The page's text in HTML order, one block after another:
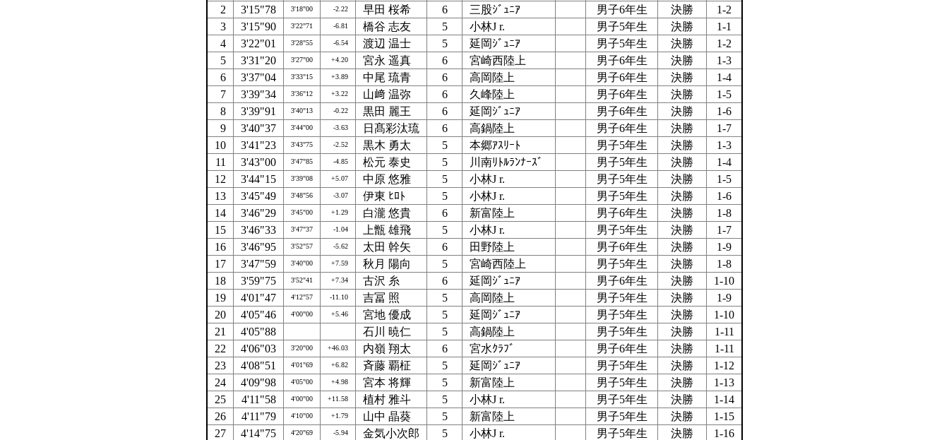
2
3'15"78 3'18"00 -2.22 早田 桜希 6 三股ｼﾞｭﾆｱ 男子6年生 決勝
1-2
3
3'15"90 3'22"71 -6.81 橋谷 志友 5 小林J r. 男子5年生 決勝
1-1
4
3'22"01 3'28"55 -6.54 渡辺 温士 5 延岡ｼﾞｭﾆｱ 男子5年生 決勝
1-2
5
3'31"20 3'27"00 +4.20 宮永 遥真 6 宮崎西陸上 男子6年生 決勝
1-3
6
3'37"04 3'33"15 +3.89 中尾 琉青 6 高岡陸上 男子6年生 決勝
1-4
7
3'39"34 3'36"12 +3.22 山﨑 温弥 6 久峰陸上 男子6年生 決勝
1-5
8
3'39"91 3'40"13 -0.22 黒田 麗王 6 延岡ｼﾞｭﾆｱ 男子6年生 決勝
1-6
9
3'40"37 3'44"00 -3.63 日髙彩汰琉 6 高鍋陸上 男子6年生 決勝
1-7
10
3'41"23 3'43"75 -2.52 黒木 勇太 5 本郷ｱｽﾘｰﾄ 男子5年生 決勝
1-3
11
3'43"00 3'47"85 -4.85 松元 泰史 5 川南ﾘﾄﾙﾗﾝﾅｰｽﾞ 男子5年生 決勝
1-4
12
3'44"15 3'39"08 +5.07 中原 悠雅 5 小林J r. 男子5年生 決勝
1-5
13
3'45"49 3'48"56 -3.07 伊東 ﾋﾛﾄ 5 小林J r. 男子5年生 決勝
1-6
14
3'46"29 3'45"00 +1.29 白瀧 悠貴 6 新富陸上 男子6年生 決勝
1-8
15
3'46"33 3'47"37 -1.04 上甑 雄飛 5 小林J r. 男子5年生 決勝
1-7
16
3'46"95 3'52"57 -5.62 太田 幹矢 6 田野陸上 男子6年生 決勝
1-9
17
3'47"59 3'40"00 +7.59 秋月 陽向 5 宮崎西陸上 男子5年生 決勝
1-8
18
3'59"75 3'52"41 +7.34 古沢 糸 6 延岡ｼﾞｭﾆｱ 男子6年生 決勝
1-10
19
4'01"47 4'12"57 -11.10 吉冨 照 5 高岡陸上 男子5年生 決勝
1-9
20
4'05"46 4'00"00 +5.46 宮地 優成 5 延岡ｼﾞｭﾆｱ 男子5年生 決勝
1-10
21
4'05"88 石川 暁仁 5 高鍋陸上 男子5年生 決勝
1-11
22
4'06"03 3'20"00 +46.03 内嶺 翔太 6 宮水ｸﾗﾌﾞ 男子6年生 決勝
1-11
23
4'08"51 4'01"69 +6.82 斉藤 覇柾 5 延岡ｼﾞｭﾆｱ 男子5年生 決勝
1-12
24
4'09"98 4'05"00 +4.98 宮本 将輝 5 新富陸上 男子5年生 決勝
1-13
25
4'11"58 4'00"00 +11.58 植村 雅斗 5 小林J r. 男子5年生 決勝
1-14
26
4'11"79 4'10"00 +1.79 山中 晶葵 5 新富陸上 男子5年生 決勝
1-15
27
4'14"75 4'20"69 -5.94 金気小次郎 5 小林J r. 男子5年生 決勝 1-16